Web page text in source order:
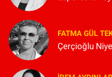
FATMA GÜL
Çerçioğlu